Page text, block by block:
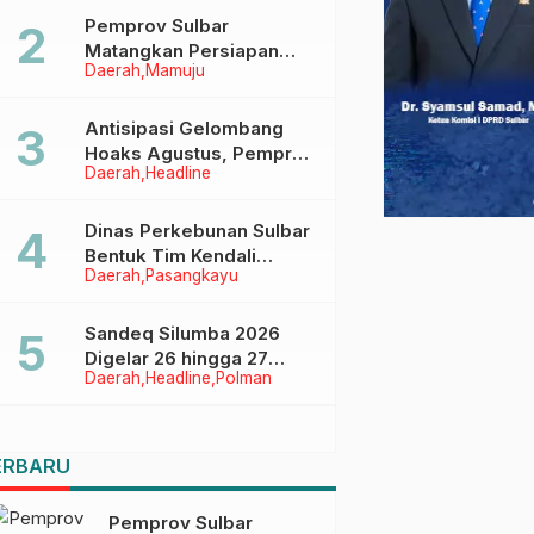
Daerah Mamuju
Pemprov Sulbar
Matangkan Persiapan
HUT Ke-81 RI, Puncak
Ahmad Kirang
Daerah Headline
Antisipasi Gelombang
Hoaks Agustus, Pemprov
Sulbar Ajak Warga Jaga
Daerah Pasangkayu
Dinas Perkebunan Sulbar
Bentuk Tim Kendali
Internal ICS untuk Dukung
di Pasangkayu
Daerah Headline Polman
Sandeq Silumba 2026
Digelar 26 hingga 27
September, Rangkaian
Pemprov Sulbar